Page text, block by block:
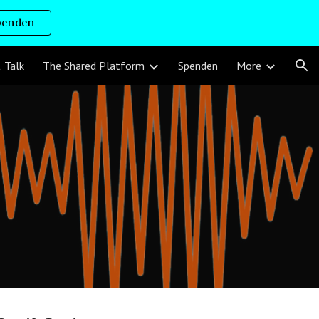
Talk The Shared Platform Spenden More